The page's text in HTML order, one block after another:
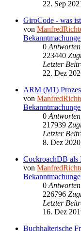
22. Sep
GiroCode - was
von
0 Antworten
223440
Letzter
22. Dez
ARM (M1)
von
0 Antworten
217939
Letzter
8. Dez
CockroachDB als
von
0 Antworten
226796
Letzter
16. Dez
Buchhalterische